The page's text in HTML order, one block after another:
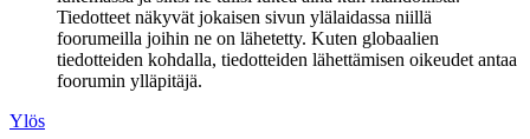
Tiedotteet näkyvät jokaisen sivun ylälaidassa niillä
foorumeilla joihin ne on lähetetty. Kuten globaalien
tiedotteiden kohdalla, tiedotteiden lähettämisen oikeudet antaa
foorumin ylläpitäjä.
Ylös